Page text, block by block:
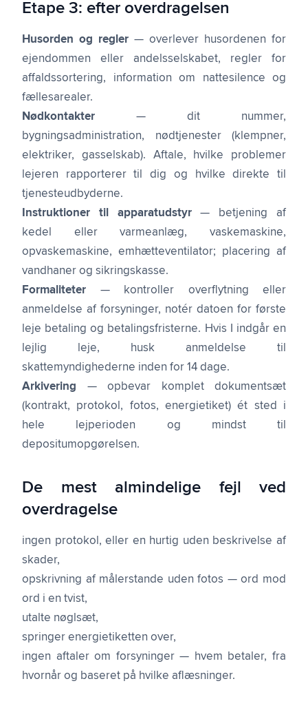
Etape 3: efter overdragelsen
Husorden og regler — overlever husordenen for
ejendommen eller andelsselskabet, regler for
affaldssortering, information om nattesilence og
fællesarealer.
Nødkontakter — dit nummer,
bygningsadministration, nødtjenester (klempner,
elektriker, gasselskab). Aftale, hvilke problemer
lejeren rapporterer til dig og hvilke direkte til
tjenesteudbyderne.
Instruktioner til apparatudstyr— betjening af
kedel eller varmeanlæg, vaskemaskine,
opvaskemaskine, emhætteventilator; placering af
vandhaner og sikringskasse.
Formaliteter — kontroller overflytning eller
anmeldelse af forsyninger, notér datoen for første
leje betaling og betalingsfristerne. Hvis I indgår en
lejlig leje, husk anmeldelse til
skattemyndighederne inden for 14 dage.
Arkivering — opbevar komplet dokumentsæt
(kontrakt, protokol, fotos, energietiket) ét sted i
hele lejperioden og mindst til
depositumopgørelsen.
De mest almindelige fejl ved
overdragelse
ingen protokol, eller en hurtig uden beskrivelse af
skader,
opskrivning af målerstande uden fotos — ord mod
ord i en tvist,
utalte nøglsæt,
springer energietiketten over,
ingen aftaler om forsyninger — hvem betaler, fra
hvornår og baseret på hvilke aflæsninger.